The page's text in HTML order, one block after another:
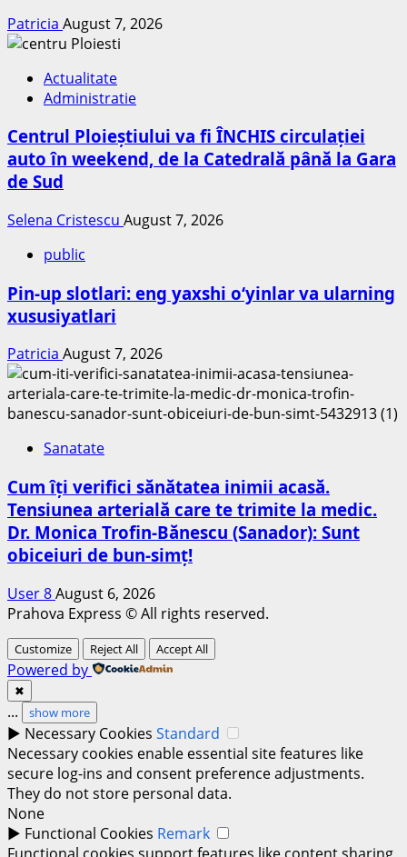
Patricia August 7, 2026
Actualitate
Administratie
Centrul Ploieștiului va fi ÎNCHIS circulației
auto în weekend, de la Catedrală până la Gara
de Sud
Selena Cristescu August 7, 2026
public
Pin-up slotlari: eng yaxshi o‘yinlar va ularning
xususiyatlari
Patricia August 7, 2026
Sanatate
Cum îți verifici sănătatea inimii acasă.
Tensiunea arterială care te trimite la medic.
Dr. Monica Trofin-Bănescu (Sanador): Sunt
obiceiuri de bun-simț!
User 8August 6, 2026
Prahova Express © All rights reserved.
Customize Reject All Accept All
Powered by
✖
... show more
► Necessary Cookies Standard
Necessary cookies enable essential site features like
secure log-ins and consent preference adjustments.
They do not store personal data.
None
► Functional Cookies Remark